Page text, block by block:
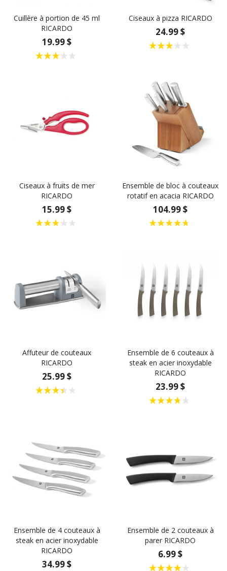
Cuillère à portion de 45 ml
RICARDO
19.99 $
Ciseaux à pizza RICARDO
24.99 $
Ciseaux à fruits de mer
RICARDO
15.99 $
Ensemble de bloc à couteaux
rotatif en acacia RICARDO
104.99 $
Affuteur de couteaux
RICARDO
25.99 $
Ensemble de 6 couteaux à
steak en acier inoxydable
RICARDO
23.99 $
Ensemble de 4 couteaux à
steak en acier inoxydable
RICARDO
34.99 $
Ensemble de 2 couteaux à
parer RICARDO
6.99 $